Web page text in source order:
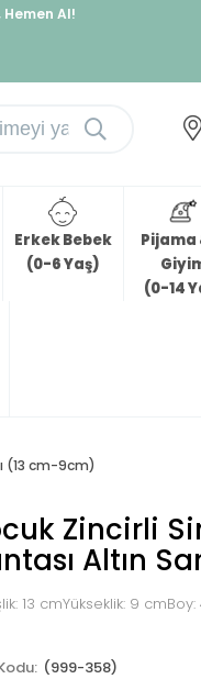
Al!
Erkek Bebek
(0-6 Yaş)
Pijama
(0-14
(13 cm-9cm)
Zincirli
Altın
13 cmYükseklik: 9
(999-358)